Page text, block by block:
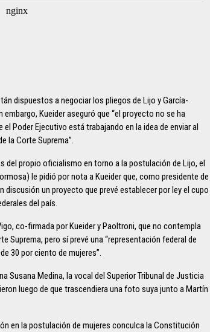
dispuestos a negociar los pliegos de Lijo y García-
Kueider aseguró que “el proyecto no se ha
Poder Ejecutivo está trabajando en la idea de enviar al
la Corte Suprema”.
del propio oficialismo en torno a la postulación de Lijo, el
le pidió por nota a Kueider que, como presidente de
un proyecto que prevé establecer por ley el cupo
del país.
co-firmada por Kueider y Paoltroni, que no contempla
Suprema, pero sí prevé una “representación federal de
30 por ciento de mujeres”.
Susana Medina, la vocal del Superior Tribunal de Justicia
luego de que trascendiera una foto suya junto a Martín
en la postulación de mujeres conculca la Constitución